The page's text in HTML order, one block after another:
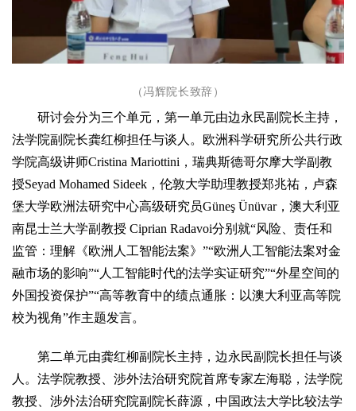
（冯辉院长致辞）
研讨会分为三个单元，第一单元由边永民副院长主持，
法学院副院长龚红柳担任与谈人。欧洲科学研究所公共行政
学院高级讲师Cristina Mariottini，瑞典斯德哥尔摩大学副教
授Seyad Mohamed Sideek，伦敦大学助理教授郑兆祐，卢森
堡大学欧洲法研究中心高级研究员Güneş Ünüvar，澳大利亚
南昆士兰大学副教授 Ciprian Radavoi分别就“风险、责任和
监管：理解《欧洲人工智能法案》”“欧洲人工智能法案对金
融市场的影响”“人工智能时代的法学实证研究”“外星空间的
外国投资保护”“高等教育中的绩点通胀：以澳大利亚高等院
校为视角”作主题发言。
第二单元由龚红柳副院长主持，边永民副院长担任与谈
人。法学院教授、涉外法治研究院首席专家左海聪，法学院
教授、涉外法治研究院副院长薛源，中国政法大学比较法学